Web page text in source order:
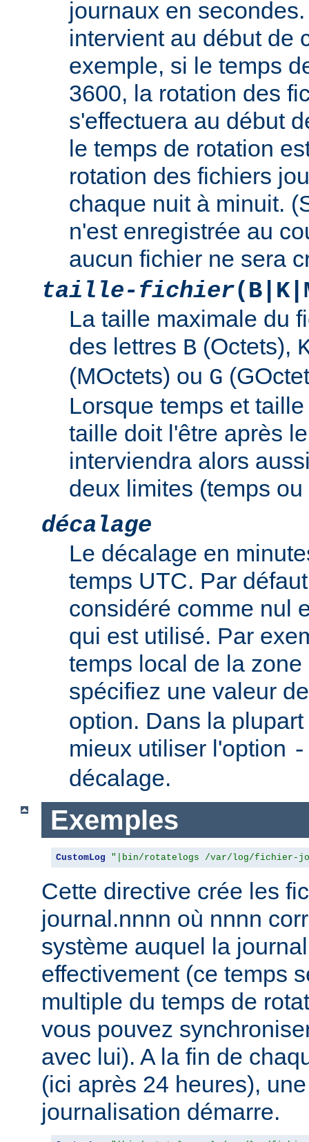
journaux en
intervient au début de
exemple, si le temps
3600, la rotation des
s'effectuera au début
le temps de rotation
rotation des fichiers
chaque nuit à minuit.
n'est enregistrée au
aucun fichier ne sera
taille-fichier
La taille maximale du
des lettres B (Octets),
(MOctets) ou G
Lorsque temps et
taille doit l'être après
interviendra alors
deux limites (temps
décalage
Le décalage en
temps UTC. Par
considéré comme nul
qui est utilisé. Par
temps local de la
spécifiez une valeur
option. Dans la
mieux utiliser l'option
décalage.
Exemples
CustomLog "|bin/rotatelogs /var/log/fichier-
Cette directive crée les
journal.nnnn où nnnn
système auquel la
effectivement (ce temps
multiple du temps de
vous pouvez
avec lui). A la fin de
(ici après 24 heures),
journalisation démarre.